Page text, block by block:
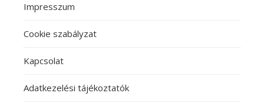
Impresszum
Cookie szabályzat
Kapcsolat
Adatkezelési tájékoztatók